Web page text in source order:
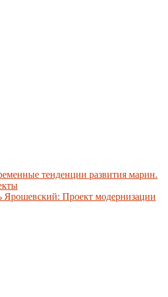
тенденции развития марин.
Ярошевский: Проект модернизации